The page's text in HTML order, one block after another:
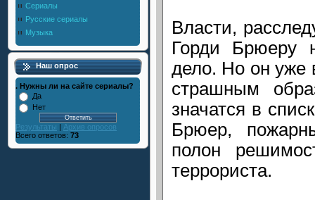
Сериалы
Русские сериалы
Музыка
Наш опрос
. Нужны ли на сайте сериалы?
Да
Нет
Результаты | Архив опросов
Всего ответов: 73
Власти,
Горди Брюеру
дело. Но он уже
страшным
значатся в
Брюер,
полон
террориста.